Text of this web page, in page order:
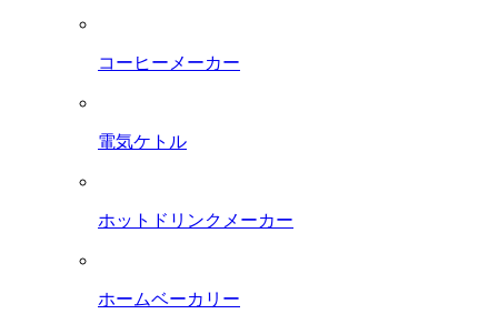
コーヒーメーカー
電気ケトル
ホットドリンクメーカー
ホームベーカリー